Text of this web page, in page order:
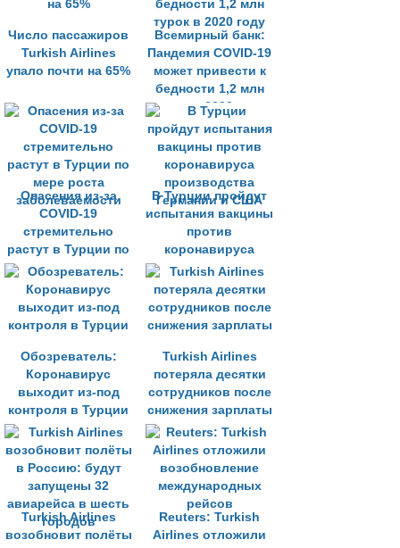
Число пассажиров
Turkish Airlines
упало почти на 65%
Всемирный банк:
Пандемия COVID-19
может привести к
бедности 1,2 млн
турок в 2020 году
Опасения из-за
COVID-19
стремительно
растут в Турции по
мере роста
заболеваемости
В Турции пройдут
испытания вакцины
против
коронавируса
производства
Германии и США
Обозреватель:
Коронавирус
выходит из-под
контроля в Турции
Turkish Airlines
потеряла десятки
сотрудников после
снижения зарплаты
Turkish Airlines
возобновит полёты
Reuters: Turkish
Airlines отложили